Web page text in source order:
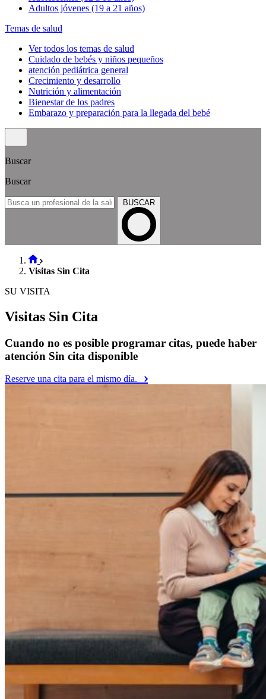
Adultos jóvenes (19 a 21 años)
Temas de salud
Ver todos los temas de salud
Cuidado de bebés y niños pequeños
atención pediátrica general
Crecimiento y desarrollo
Nutrición y alimentación
Bienestar de los padres
Embarazo y preparación para la llegada del bebé
Buscar
Buscar
BUSCAR
Visitas Sin Cita
SU VISITA
Visitas Sin Cita
Cuando no es posible programar citas, puede haber
atención Sin cita disponible
Reserve una cita para el mismo día.